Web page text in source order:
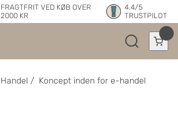
FRAGTFRIT VED KØB OVER
2000 KR
4.4/5
TRUSTPILOT
Handel / Koncept inden for e-handel